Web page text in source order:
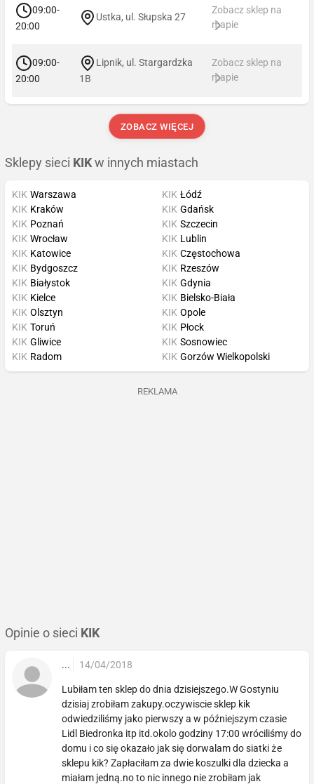
09:00-
20:00
Ustka, ul. Słupska 27
Zobacz sklep na
mapie
09:00-
20:00
Lipnik, ul. Stargardzka
1B
Zobacz sklep na
mapie
ZOBACZ WIĘCEJ
Sklepy sieci KIK w innych miastach
KIK Warszawa
KIK Kraków
KIK Poznań
KIK Wrocław
KIK Łódź
KIK Gdańsk
KIK Szczecin
KIK Lublin
KIK Katowice
KIK Bydgoszcz
KIK Białystok
KIK Kielce
KIK Częstochowa
KIK Rzeszów
KIK Gdynia
KIK Bielsko-Biała
KIK Olsztyn
KIK Toruń
KIK Gliwice
KIK Radom
KIK Opole
KIK Płock
KIK Sosnowiec
KIK Gorzów Wielkopolski
REKLAMA
Opinie o sieci KIK
... 14/04/2018
Lubiłam ten sklep do dnia dzisiejszego.W Gostyniu
dzisiaj zrobiłam zakupy.oczywiscie sklep kik
odwiedziliśmy jako pierwszy a w późniejszym czasie
Lidl Biedronka itp itd.okolo godziny 17:00 wróciliśmy do
domu i co się okazało jak się dorwalam do siatki że
sklepu kik? Zapłaciłam za dwie koszulki dla dziecka a
miałam jedną.no to nic innego nie zrobiłam jak